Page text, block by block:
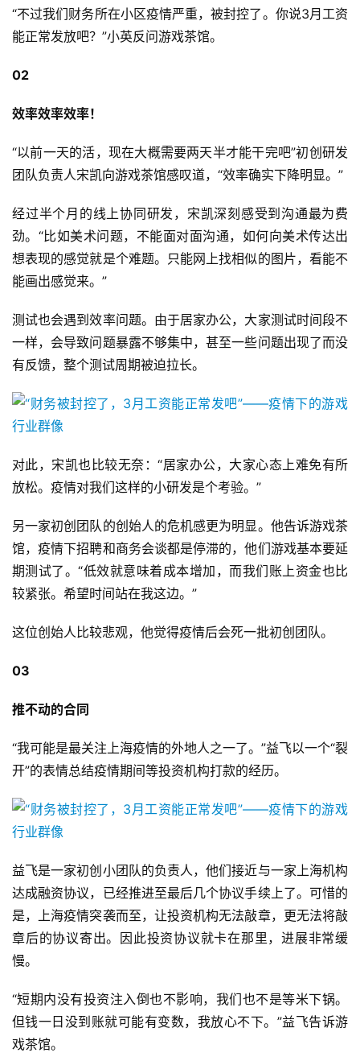
页
游
茶
创
游
戏
业
界
机
游
戏
单
游
戏
闲
游
戏
“不过我们财务所在小区疫情严重，被封控了。你说3月工资
能正常发放吧？”小英反问游戏茶馆。
02
效率效率效率！
“以前一天的活，现在大概需要两天半才能干完吧”初创研发
团队负责人宋凯向游戏茶馆感叹道，“效率确实下降明显。”
经过半个月的线上协同研发，宋凯深刻感受到沟通最为费
劲。“比如美术问题，不能面对面沟通，如何向美术传达出
想表现的感觉就是个难题。只能网上找相似的图片，看能不
能画出感觉来。”
测试也会遇到效率问题。由于居家办公，大家测试时间段不
一样，会导致问题暴露不够集中，甚至一些问题出现了而没
有反馈，整个测试周期被迫拉长。
对此，宋凯也比较无奈：“居家办公，大家心态上难免有所
放松。疫情对我们这样的小研发是个考验。”
另一家初创团队的创始人的危机感更为明显。他告诉游戏茶
馆，疫情下招聘和商务会谈都是停滞的，他们游戏基本要延
期测试了。“低效就意味着成本增加，而我们账上资金也比
较紧张。希望时间站在我这边。”
这位创始人比较悲观，他觉得疫情后会死一批初创团队。
03
推不动的合同
“我可能是最关注上海疫情的外地人之一了。”益飞以一个“裂
开”的表情总结疫情期间等投资机构打款的经历。
益飞是一家初创小团队的负责人，他们接近与一家上海机构
达成融资协议，已经推进至最后几个协议手续上了。可惜的
是，上海疫情突袭而至，让投资机构无法敲章，更无法将敲
章后的协议寄出。因此投资协议就卡在那里，进展非常缓
慢。
“短期内没有投资注入倒也不影响，我们也不是等米下锅。
但钱一日没到账就可能有变数，我放心不下。”益飞告诉游
戏茶馆。